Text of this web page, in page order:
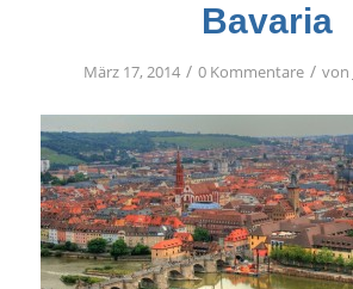
Bavaria
März 17, 2014 / 0 Kommentare / von